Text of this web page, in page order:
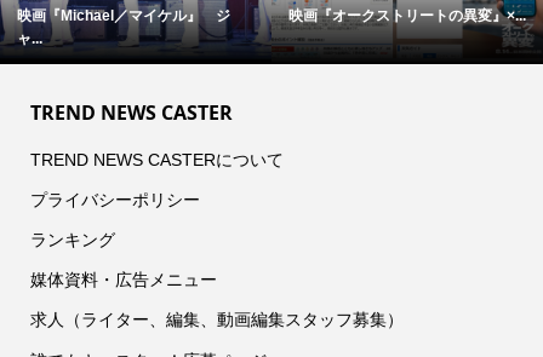
映画『Michael／マイケル』 ジ
ャ...
映画『オークストリートの異変』×...
TREND NEWS CASTER
TREND NEWS CASTERについて
プライバシーポリシー
ランキング
媒体資料・広告メニュー
求人（ライター、編集、動画編集スタッフ募集）